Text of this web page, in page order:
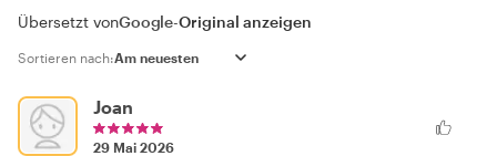
Übersetzt vonGoogle-Original anzeigen
Sortieren nach:
Joan
29 Mai 2026